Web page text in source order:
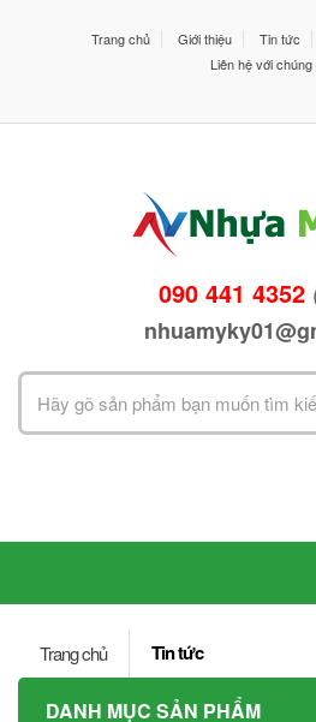
Trang chủ Giới thiệu Tin tức
Liên hệ với chúng
090 441 4352
Search
for:
Trang chủ Tin tức
DANH MỤC SẢN PHẨM